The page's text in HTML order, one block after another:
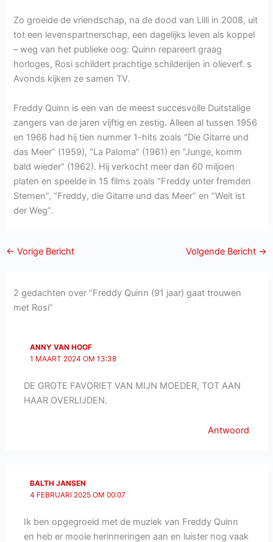
Zo groeide de vriendschap, na de dood van Lilli in 2008, uit
tot een levenspartnerschap, een dagelijks leven als koppel
– weg van het publieke oog: Quinn repareert graag
horloges, Rosi schildert prachtige schilderijen in olieverf. s
Avonds kijken ze samen TV.
Freddy Quinn is een van de meest succesvolle Duitstalige
zangers van de jaren vijftig en zestig. Alleen al tussen 1956
en 1966 had hij tien nummer 1-hits zoals “Die Gitarre und
das Meer” (1959), “La Paloma” (1961) en “Junge, komm
bald wieder” (1962). Hij verkocht meer dan 60 miljoen
platen en speelde in 15 films zoals “Freddy unter fremden
Sternen”, “Freddy, die Gitarre und das Meer” en “Weit ist
der Weg”.
← Vorige Bericht Volgende Bericht →
2 gedachten over “Freddy Quinn (91 jaar) gaat trouwen
met Rosi”
ANNY VAN HOOF
1 MAART 2024 OM 13:38
DE GROTE FAVORIET VAN MIJN MOEDER, TOT AAN
HAAR OVERLIJDEN.
Antwoord
BALTH JANSEN
4 FEBRUARI 2025 OM 00:07
Ik ben opgegroeid met de muziek van Freddy Quinn
en heb er mooie herinneringen aan en luister nog vaak